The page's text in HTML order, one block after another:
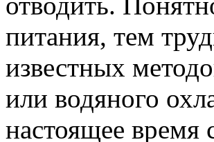
питания, тем
известных
или водяного
настоящее время